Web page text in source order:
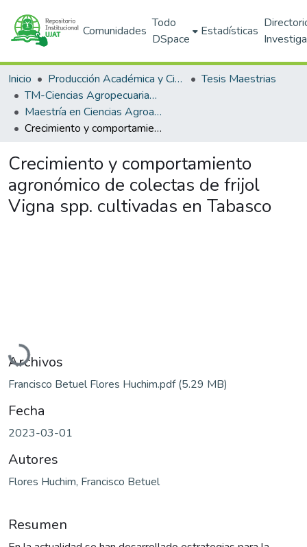
Comunidades
Todo
DSpace
Estadísticas
Inicio Producción Académica y Científica
Tesis Maestrias
TM-Ciencias Agropecuarias (DACA)
Maestría en Ciencias Agroalimentarias (PNPC)
Crecimiento y comportamiento agronómico de colectas de frijol Vigna spp. cultivadas en Tabasco
Crecimiento y comportamiento
agronómico de colectas de frijol
Vigna spp. cultivadas en Tabasco
Cargando...
Archivos
Francisco Betuel Flores Huchim.pdf(5.29 MB)
Fecha
2023-03-01
Autores
Flores Huchim, Francisco Betuel
Resumen